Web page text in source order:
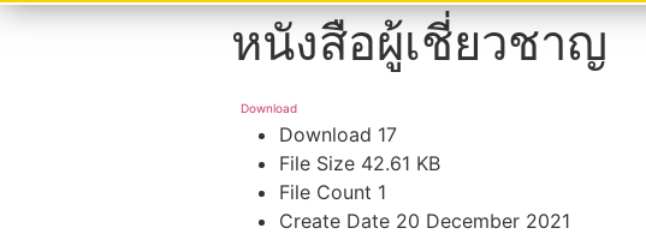
หนังสือผู้เชี่ยวชาญ
Download
Download 17
File Size 42.61 KB
File Count 1
Create Date 20 December 2021